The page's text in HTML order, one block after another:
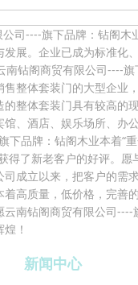
----旗下品牌：钻阁木
展。企业已成为标准化
钻阁商贸有限公司----旗
整体套装门的大型企业
整体套装门具有较高的
馆、酒店、娱乐场所、
品牌：钻阁木业本着“重
得了新老客户的好评。愿
成立以来，把客户的需
着高质量，低价格，完善
南钻阁商贸有限公司----
！
新闻中心